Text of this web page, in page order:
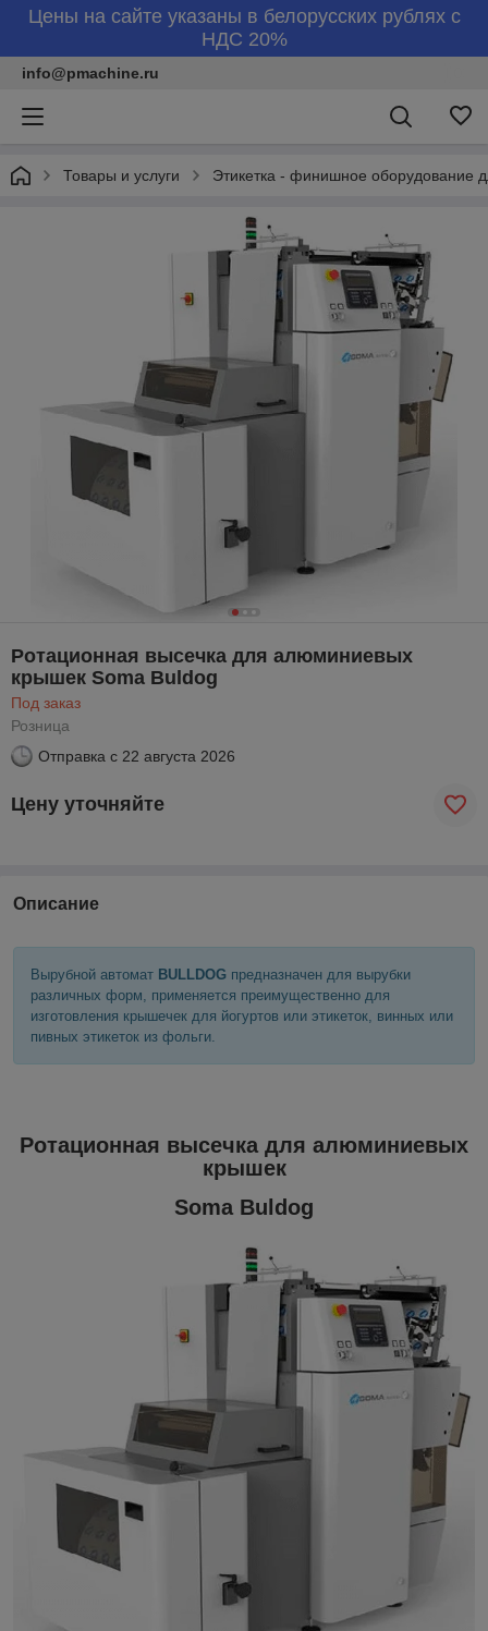
Цены на сайте указаны в белорусских рублях с
НДС 20%
info@pmachine.ru
Товары и услуги Этикетка - финишное оборудование
Ротационная высечка для алюминиевых
крышек Soma Buldog
Под заказ
Розница
Отправка с 22 августа 2026
Цену уточняйте
Описание
Вырубной автомат BULLDOG предназначен для вырубки
различных форм, применяется преимущественно для
изготовления крышечек для йогуртов или этикеток, винных или
пивных этикеток из фольги.
Ротационная высечка для алюминиевых
крышек
Soma Buldog